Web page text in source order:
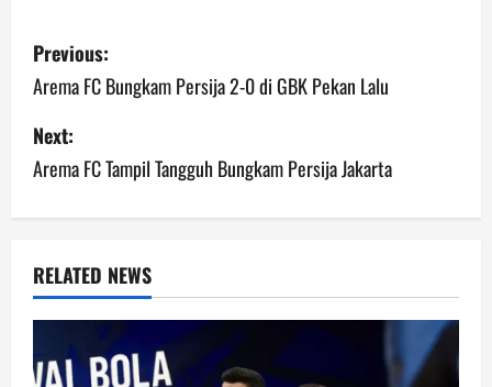
P
o
s
t
n
a
v
i
Previous:
Arema FC Bungkam Persija 2-0 di GBK Pekan Lalu
Next:
Arema FC Tampil Tangguh Bungkam Persija Jakarta
RELATED NEWS